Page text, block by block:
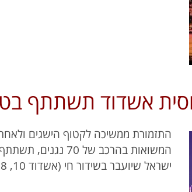
אשדוד תשתתף
התזמורת ממשיכה לקטוף הישגים
המשואות בהרכב של
ישראל שיועבר בשידור חי (אשדוד 10, 17.4.18).